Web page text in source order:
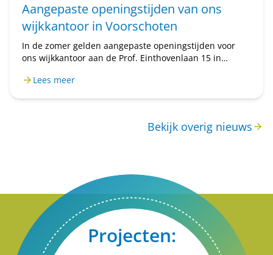
Aangepaste openingstijden van ons
wijkkantoor in Voorschoten
In de zomer gelden aangepaste openingstijden voor
ons wijkkantoor aan de Prof. Einthovenlaan 15 in
wijkkantoor alleen op afspraak geopend. Wilt u een
Lees meer
Bekijk overig nieuws
Projecten: